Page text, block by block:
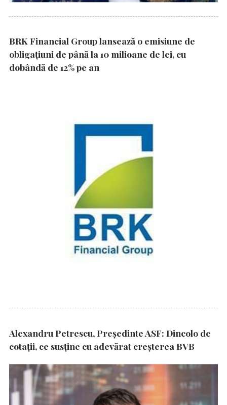
BRK Financial Group lansează o emisiune de
obligațiuni de până la 10 milioane de lei, cu
dobândă de 12% pe an
Alexandru Petrescu, Președinte ASF: Dincolo de
cotații, ce susține cu adevărat creșterea BVB